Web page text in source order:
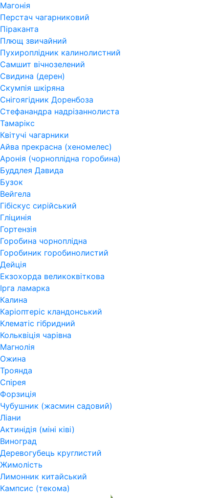
Магонія
Перстач чагарниковий
Піраканта
Плющ звичайний
Пухироплідник калинолистний
Самшит вічнозелений
Свидина (дерен)
Скумпія шкіряна
Снігоягідник Доренбоза
Стефанандра надрізаннолиста
Тамарікс
Квітучі чагарники
Айва прекрасна (хеномелес)
Аронія (чорноплідна горобина)
Буддлея Давида
Бузок
Вейгела
Гібіскус сирійський
Гліцинія
Гортензія
Горобина чорноплідна
Горобиник горобинолистий
Дейція
Екзохорда великоквіткова
Ірга ламарка
Калина
Каріоптеріс кландонський
Клематіс гібридний
Кольквіція чарівна
Магнолія
Ожина
Троянда
Спірея
Форзиція
Чубушник (жасмин садовий)
Ліани
Актинідія (міні ківі)
Виноград
Деревогубець круглистий
Жимолість
Лимонник китайський
Кампсис (текома)